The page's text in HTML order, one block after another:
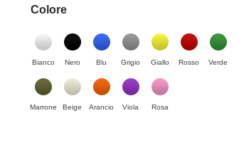
Colore
Bianco Nero Blu Grigio Giallo Rosso Verde
Marrone Beige Arancio Viola Rosa